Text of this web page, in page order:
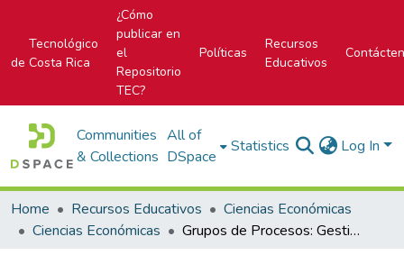
Tecnológico
de Costa Rica
¿Cómo
publicar en
el
Repositorio
TEC?
Políticas
Recursos
Educativos
Communities
& Collections
All of
DSpace
Statistics Log In
Home Recursos Educativos
Ciencias Económicas
Ciencias Económicas
Grupos de Procesos: Gestión de los Recursos Humanos.